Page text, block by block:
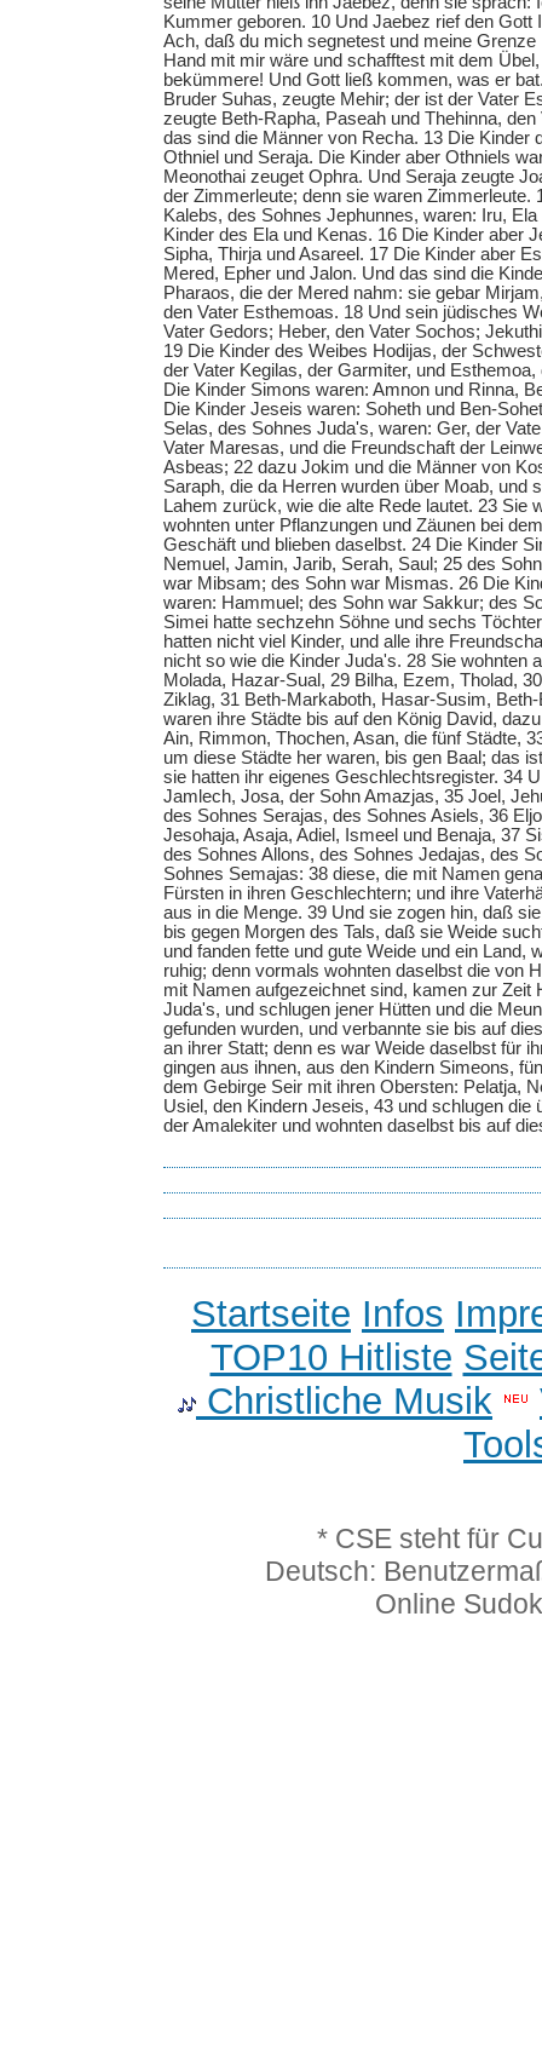
Kummer geboren. 10 Und Jaebez rief den Gott
Ach, daß du mich segnetest und meine Grenze
Hand mit mir wäre und schafftest mit dem
bekümmere! Und Gott ließ kommen, was er
Bruder Suhas, zeugte Mehir; der ist der Vater
zeugte Beth-Rapha, Paseah und Thehinna,
das sind die Männer von Recha. 13 Die Kinder
Othniel und Seraja. Die Kinder aber Othniels
Meonothai zeuget Ophra. Und Seraja zeugte
der Zimmerleute; denn sie waren Zimmerleute.
Kalebs, des Sohnes Jephunnes, waren: Iru,
Kinder des Ela und Kenas. 16 Die Kinder aber
Sipha, Thirja und Asareel. 17 Die Kinder aber
Mered, Epher und Jalon. Und das sind die
Pharaos, die der Mered nahm: sie gebar
den Vater Esthemoas. 18 Und sein jüdisches
Vater Gedors; Heber, den Vater Sochos;
19 Die Kinder des Weibes Hodijas, der
der Vater Kegilas, der Garmiter, und
Die Kinder Simons waren: Amnon und Rinna,
Die Kinder Jeseis waren: Soheth und Ben-
Selas, des Sohnes Juda's, waren: Ger, der
Vater Maresas, und die Freundschaft der
Asbeas; 22 dazu Jokim und die Männer von
Saraph, die da Herren wurden über Moab, und
Lahem zurück, wie die alte Rede lautet. 23 Sie
wohnten unter Pflanzungen und Zäunen bei
Geschäft und blieben daselbst. 24 Die Kinder
Nemuel, Jamin, Jarib, Serah, Saul; 25 des
war Mibsam; des Sohn war Mismas. 26 Die
waren: Hammuel; des Sohn war Sakkur; des
Simei hatte sechzehn Söhne und sechs
hatten nicht viel Kinder, und alle ihre
nicht so wie die Kinder Juda's. 28 Sie wohnten
Molada, Hazar-Sual, 29 Bilha, Ezem, Tholad,
Ziklag, 31 Beth-Markaboth, Hasar-Susim,
waren ihre Städte bis auf den König David,
Ain, Rimmon, Thochen, Asan, die fünf Städte,
um diese Städte her waren, bis gen Baal; das
sie hatten ihr eigenes Geschlechtsregister. 34
Jamlech, Josa, der Sohn Amazjas, 35 Joel,
des Sohnes Serajas, des Sohnes Asiels, 36
Jesohaja, Asaja, Adiel, Ismeel und Benaja, 37
des Sohnes Allons, des Sohnes Jedajas, des
Sohnes Semajas: 38 diese, die mit Namen
Fürsten in ihren Geschlechtern; und ihre
aus in die Menge. 39 Und sie zogen hin, daß
bis gegen Morgen des Tals, daß sie Weide
und fanden fette und gute Weide und ein Land,
ruhig; denn vormals wohnten daselbst die von
mit Namen aufgezeichnet sind, kamen zur Zeit
Juda's, und schlugen jener Hütten und die
gefunden wurden, und verbannte sie bis auf
an ihrer Statt; denn es war Weide daselbst für
gingen aus ihnen, aus den Kindern Simeons,
dem Gebirge Seir mit ihren Obersten: Pelatja,
Usiel, den Kindern Jeseis, 43 und schlugen die
der Amalekiter und wohnten daselbst bis auf
Startseite Infos
TOP10 Hitliste
Christliche Musik
* CSE steht für
Deutsch:
Online